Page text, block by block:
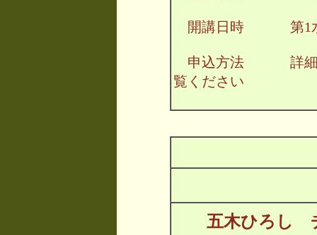
開講日時 第1
申込方法 詳細
覧ください
五木ひろし